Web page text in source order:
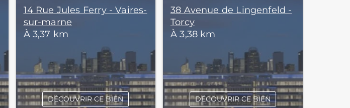
14 Rue Jules Ferry - Vaires-
sur-marne
À 3,37 km
DÉCOUVRIR CE BIEN
38 Avenue de Lingenfeld -
Torcy
À 3,38 km
DÉCOUVRIR CE BIEN